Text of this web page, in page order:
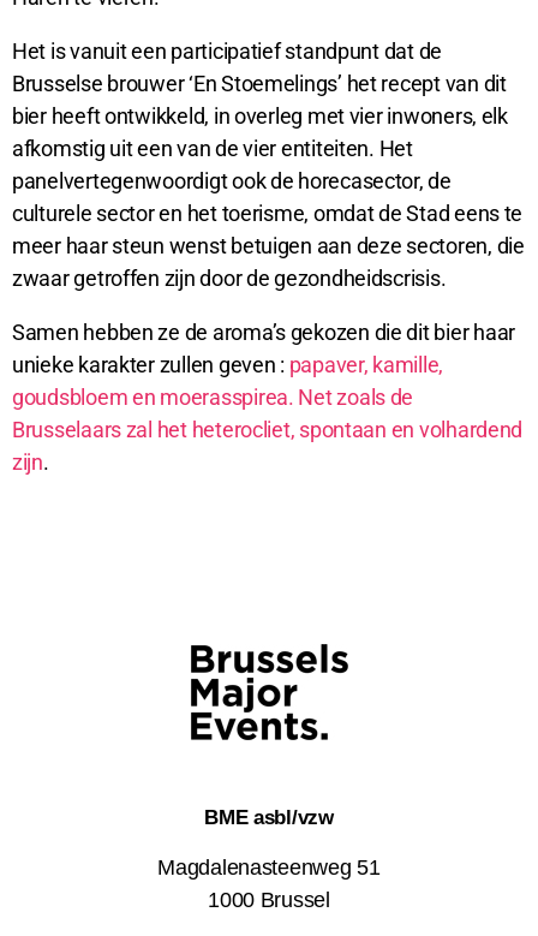
Het is vanuit een participatief standpunt dat de
Brusselse brouwer ‘En Stoemelings’ het recept van dit
bier heeft ontwikkeld, in overleg met vier inwoners, elk
afkomstig uit een van de vier entiteiten. Het
panelvertegenwoordigt ook de horecasector, de
culturele sector en het toerisme, omdat de Stad eens te
meer haar steun wenst betuigen aan deze sectoren, die
zwaar getroffen zijn door de gezondheidscrisis.
Samen hebben ze de aroma’s gekozen die dit bier haar
unieke karakter zullen geven : papaver, kamille,
goudsbloem en moerasspirea. Net zoals de
Brusselaars zal het heterocliet, spontaan en volhardend
zijn.
BME asbl/vzw
Magdalenasteenweg 51
1000 Brussel